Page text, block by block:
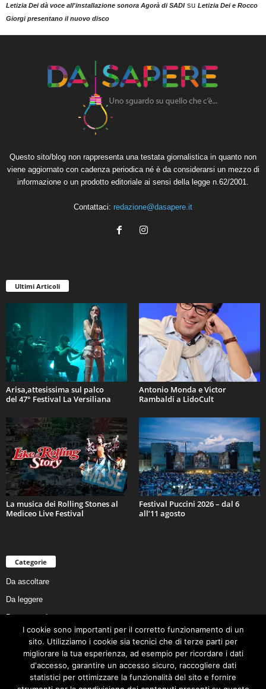
Letizia Dei dà voce all'installazione sonora Agorà di SADIsu Letizia Dei e Rocco
Giorgi presentano il nuovo disco
Questo sito/blog non rappresenta una testata giornalistica in quanto non
viene aggiornato con cadenza periodica né è da considerarsi un mezzo di
informazione o un prodotto editoriale ai sensi della legge n.62/2001.
Contattaci: redazione@dasapere.it
Ultimi Articoli
Arisa,attesissima sul palco
del 47° Festival La Versiliana
Antonio Monda e Victor
Rambaldi a LidoCult
La musica dei Rolling Stones al
Mediceo Live Festival
Festival Puccini 2026 – dal 6
all’11 agosto
Categorie
Da ascoltare
Da leggere
Da non perdere
Da conoscere
Da preservare
Da vivere
I cookie sono importanti per il corretto funzionamento di un
sito. Utilizziamo i cookie sia tecnici che di terze parti per
migliorare la tua esperienza, ad esempio per ricordare i dati
d'accesso, garantire un accesso sicuro, raccogliere dati
statistici per ottimizzare la funzionalità del sito e fornire